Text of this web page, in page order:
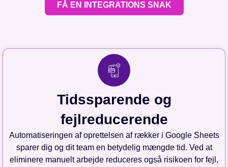
FÅ EN INTEGRATIONS SNAK
Tidssparende og
fejlreducerende
Automatiseringen af oprettelsen af rækker i Google Sheets
sparer dig og dit team en betydelig mængde tid. Ved at
eliminere manuelt arbejde reduceres også risikoen for fejl,